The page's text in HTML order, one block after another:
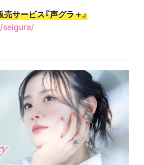
サービス『声グラ＋』